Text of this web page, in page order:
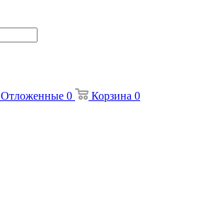
Отложенные 0 Корзина 0